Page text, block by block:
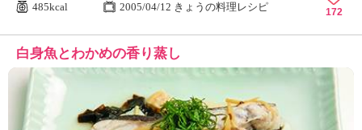
485kcal 2005/04/12 きょうの料理レシピ 172
白身魚とわかめの香り蒸し